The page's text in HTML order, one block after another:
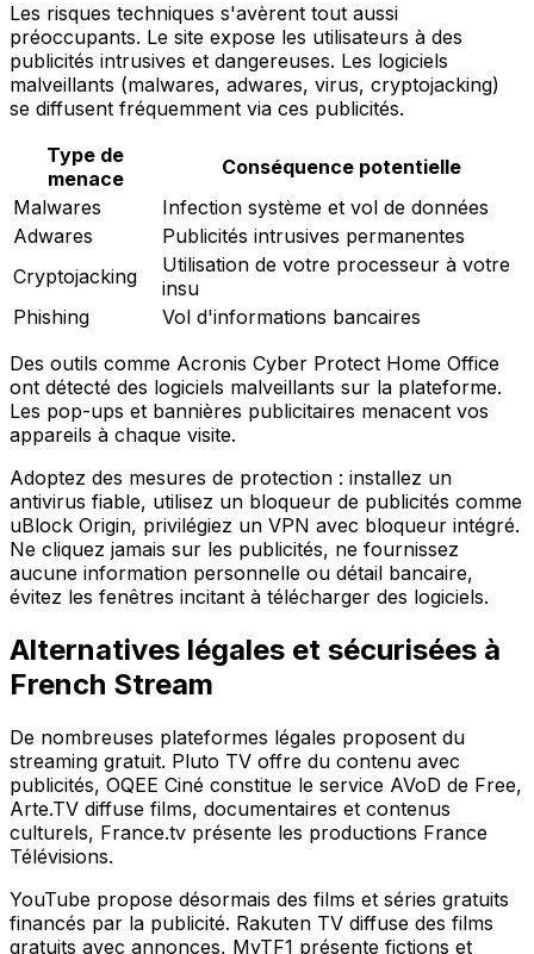
Les risques techniques s'avèrent tout aussi
préoccupants. Le site expose les utilisateurs à des
publicités intrusives et dangereuses. Les logiciels
malveillants (malwares, adwares, virus, cryptojacking)
se diffusent fréquemment via ces publicités.
Type de
menace
Conséquence potentielle
Malwares
Infection système et vol de données
Adwares
Publicités intrusives permanentes
Cryptojacking
Utilisation de votre processeur à votre
insu
Phishing
Vol d'informations bancaires
Des outils comme Acronis Cyber Protect Home Office
ont détecté des logiciels malveillants sur la plateforme.
Les pop-ups et bannières publicitaires menacent vos
appareils à chaque visite.
Adoptez des mesures de protection : installez un
antivirus fiable, utilisez un bloqueur de publicités comme
uBlock Origin, privilégiez un VPN avec bloqueur intégré.
Ne cliquez jamais sur les publicités, ne fournissez
aucune information personnelle ou détail bancaire,
évitez les fenêtres incitant à télécharger des logiciels.
Alternatives légales et sécurisées à
French Stream
De nombreuses plateformes légales proposent du
streaming gratuit. Pluto TV offre du contenu avec
publicités, OQEE Ciné constitue le service AVoD de Free,
Arte.TV diffuse films, documentaires et contenus
culturels, France.tv présente les productions France
Télévisions.
YouTube propose désormais des films et séries gratuits
financés par la publicité. Rakuten TV diffuse des films
gratuits avec annonces, MyTF1 présente fictions et